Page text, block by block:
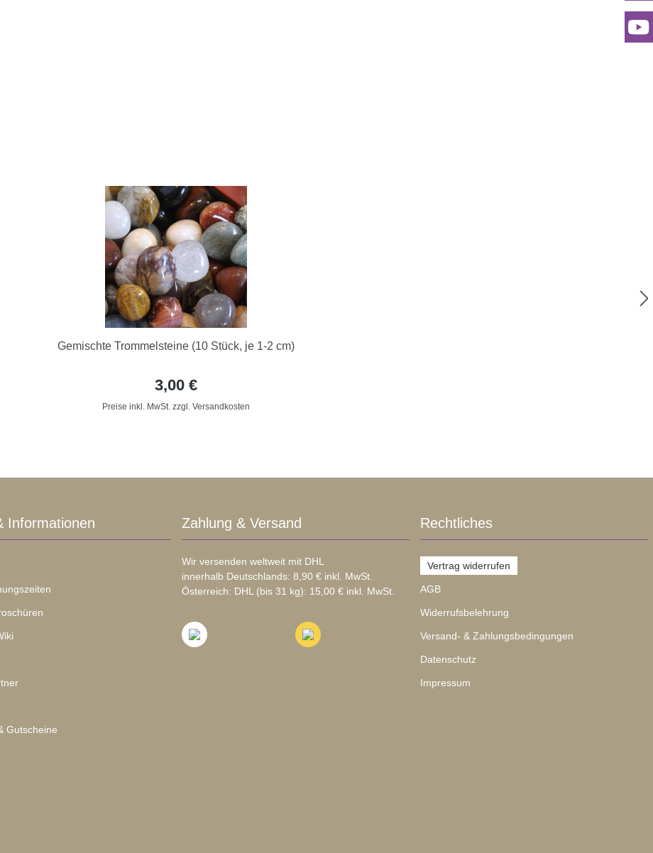
Gemischte Trommelsteine (10 Stück, je 1-2 cm)
3,00 €
Preise inkl. MwSt. zzgl. Versandkosten
Informationen
Gutscheine
Zahlung & Versand
Wir versenden weltweit mit DHL
innerhalb Deutschlands: 8,90 € inkl. MwSt.
Österreich: DHL (bis 31 kg): 15,00 € inkl. MwSt.
Rechtliches
Vertrag widerrufen
AGB
Widerrufsbelehrung
Versand- & Zahlungsbedingungen
Datenschutz
Impressum